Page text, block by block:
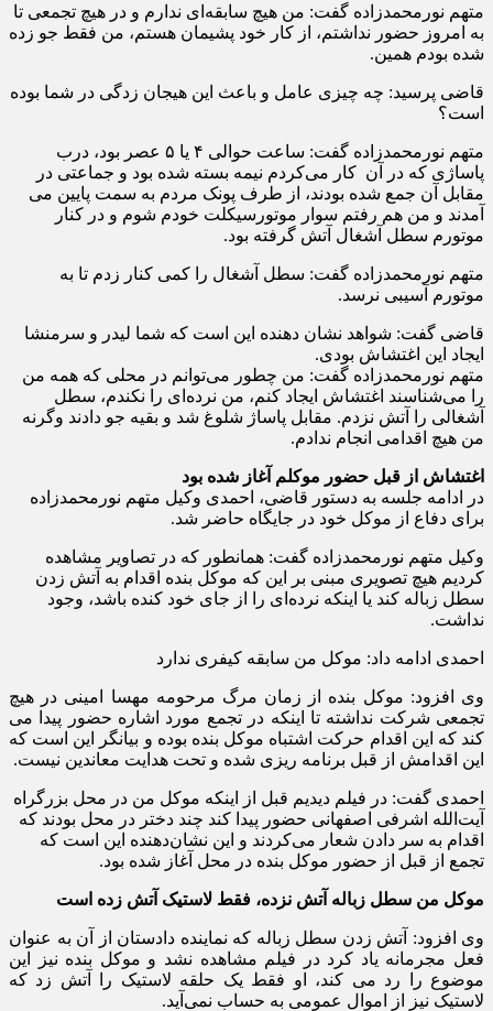
متهم نورمحمدزاده گفت: من هیچ سابقه‌ای ندارم و در هیچ تجمعی تا
به امروز حضور نداشتم، از کار خود پشیمان هستم، من فقط جو زده
شده بودم همین.
قاضی پرسید: چه چیزی عامل و باعث این هیجان زدگی در شما بوده
است؟
متهم نورمحمدزاده گفت: ساعت حوالی ۴ یا ۵ عصر بود، درب
پاساژی که در آن کار می‌کردم نیمه بسته شده بود و جماعتی در
مقابل آن جمع شده بودند، از طرف پونک مردم به سمت پایین می
آمدند و من هم رفتم سوار موتورسیکلت خودم شوم و در کنار
موتورم سطل آشغال آتش گرفته بود.
متهم نورمحمدزاده گفت: سطل آشغال را کمی کنار زدم تا به
موتورم آسیبی نرسد.
قاضی گفت: شواهد نشان دهنده این است که شما لیدر و سرمنشا
ایجاد این اغتشاش بودی.
متهم نورمحمدزاده گفت: من چطور می‌توانم در محلی که همه من
را می‌شناسند اغتشاش ایجاد کنم، من نرده‌ای را نکندم، سطل
آشغالی را آتش نزدم. مقابل پاساژ شلوغ شد و بقیه جو دادند وگرنه
من هیچ اقدامی انجام ندادم.
اغتشاش از قبل حضور موکلم آغاز شده بود
در ادامه جلسه به دستور قاضی، احمدی وکیل متهم نورمحمدزاده
برای دفاع از موکل خود در جایگاه حاضر شد.
وکیل متهم نورمحمدزاده گفت: همانطور که در تصاویر مشاهده
کردیم هیچ تصویری مبنی بر این که موکل بنده اقدام به آتش زدن
سطل زباله کند یا اینکه نرده‌ای را از جای خود کنده باشد، وجود
نداشت.
احمدی ادامه داد: موکل من سابقه کیفری ندارد
وی افزود: موکل بنده از زمان مرگ مرحومه مهسا امینی در هیچ
تجمعی شرکت نداشته تا اینکه در تجمع مورد اشاره حضور پیدا می
کند که‌ این اقدام حرکت اشتباه موکل بنده بوده و بیانگر این است که
این اقدامش از قبل برنامه ریزی شده و تحت هدایت معاندین نیست.
احمدی گفت: در فیلم دیدیم قبل از اینکه موکل من در محل بزرگراه
آیت‌الله اشرفی اصفهانی حضور پیدا کند چند دختر در محل بودند که
اقدام به سر دادن شعار می‌کردند و این نشان‌دهنده این است که
تجمع از قبل از حضور موکل بنده در محل آغاز شده بود.
موکل من سطل زباله آتش نزده، فقط لاستیک آتش زده است
وی افزود: آتش زدن سطل زباله که نماینده دادستان از آن به عنوان
فعل مجرمانه یاد کرد در فیلم مشاهده نشد و موکل بنده نیز این
موضوع را رد می کند، او فقط یک حلقه لاستیک را آتش زد که
لاستیک نیز از اموال عمومی به حساب نمی‌آید.